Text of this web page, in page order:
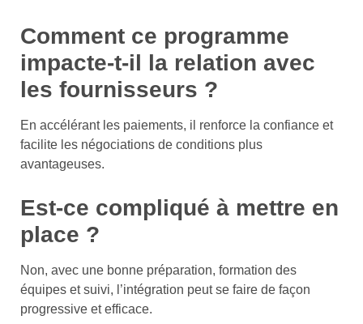
Comment ce programme
impacte-t-il la relation avec
les fournisseurs ?
En accélérant les paiements, il renforce la confiance et
facilite les négociations de conditions plus
avantageuses.
Est-ce compliqué à mettre en
place ?
Non, avec une bonne préparation, formation des
équipes et suivi, l’intégration peut se faire de façon
progressive et efficace.